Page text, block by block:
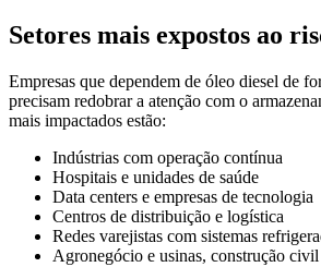
Setores mais expostos ao
Empresas que dependem de óleo diesel de
precisam redobrar a atenção com o
mais impactados estão:
Indústrias com operação contínua
Hospitais e unidades de saúde
Data centers e empresas de tecnologia
Centros de distribuição e logística
Redes varejistas com sistemas
Agronegócio e usinas, construção